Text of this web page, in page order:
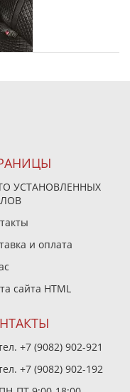
УСТАНОВЛЕННЫХ
и оплата
сайта HTML
+7 (9082) 902-921
+7 (9082) 902-192